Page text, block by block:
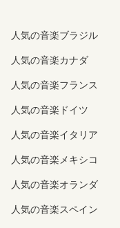
人気の音楽ブラジル
人気の音楽カナダ
人気の音楽フランス
人気の音楽ドイツ
人気の音楽イタリア
人気の音楽メキシコ
人気の音楽オランダ
人気の音楽スペイン